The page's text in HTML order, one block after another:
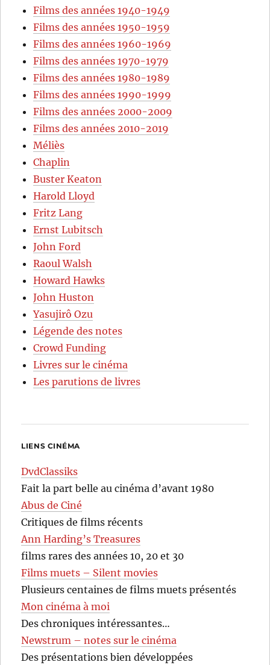
Films des années 1940-1949
Films des années 1950-1959
Films des années 1960-1969
Films des années 1970-1979
Films des années 1980-1989
Films des années 1990-1999
Films des années 2000-2009
Films des années 2010-2019
Méliès
Chaplin
Buster Keaton
Harold Lloyd
Fritz Lang
Ernst Lubitsch
John Ford
Raoul Walsh
Howard Hawks
John Huston
Yasujirô Ozu
Légende des notes
Crowd Funding
Livres sur le cinéma
Les parutions de livres
LIENS CINÉMA
DvdClassiks
Fait la part belle au cinéma d’avant 1980
Abus de Ciné
Critiques de films récents
Ann Harding’s Treasures
films rares des années 10, 20 et 30
Films muets – Silent movies
Plusieurs centaines de films muets présentés
Mon cinéma à moi
Des chroniques intéressantes…
Newstrum – notes sur le cinéma
Des présentations bien développées